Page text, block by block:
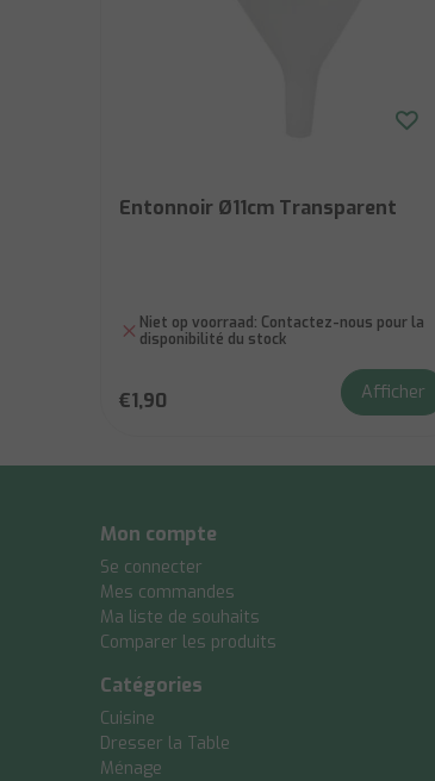
Entonnoir Ø11cm Transparent
Niet op voorraad: Contactez-nous pour la
disponibilité du stock
€1,90 Afficher
Mon compte
Se connecter
Mes commandes
Ma liste de souhaits
Comparer les produits
Catégories
Cuisine
Dresser la Table
Ménage